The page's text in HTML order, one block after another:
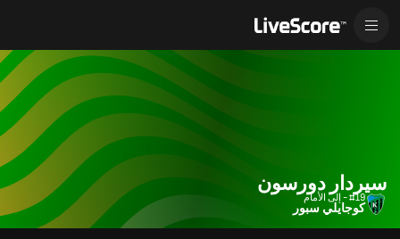
سيردار دورسون
#19 - إلى الأمام
كوجايلي سبور